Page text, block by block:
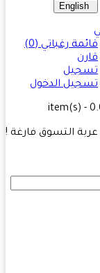
رغباتي (0)
الدخول
التسوق فارغة !